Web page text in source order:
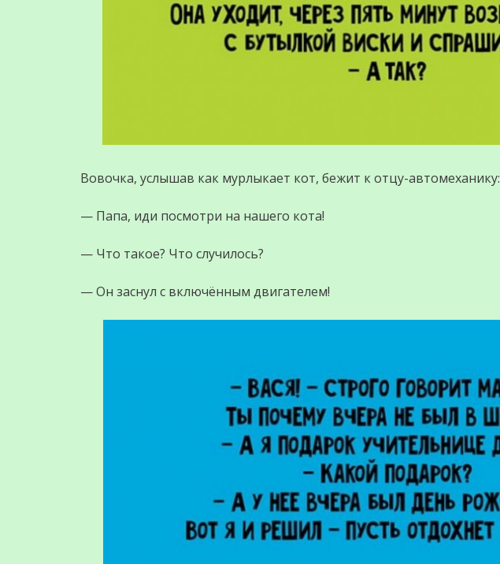
Вовочка, услышав как мурлыкает кот, бежит к отцу-автомеханику:
— Папа, иди посмотри на нашего кота!
— Что такое? Что случилось?
— Он заснул с включённым двигателем!